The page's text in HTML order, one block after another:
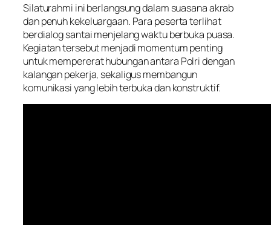
Silaturahmi ini berlangsung dalam suasana akrab
dan penuh kekeluargaan. Para peserta terlihat
berdialog santai menjelang waktu berbuka puasa.
Kegiatan tersebut menjadi momentum penting
untuk mempererat hubungan antara Polri dengan
kalangan pekerja, sekaligus membangun
komunikasi yang lebih terbuka dan konstruktif.